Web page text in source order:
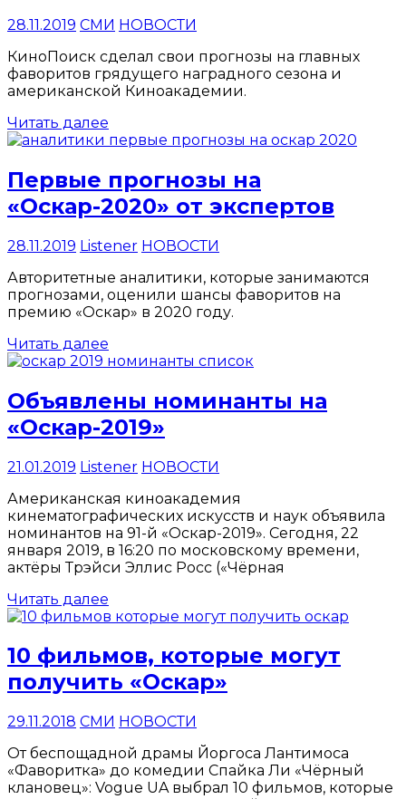
28.11.2019 СМИ НОВОСТИ
КиноПоиск сделал свои прогнозы на главных
фаворитов грядущего наградного сезона и
американской Киноакадемии.
Читать далее
Первые прогнозы на
«Оскар-2020» от экспертов
28.11.2019 Listener НОВОСТИ
Авторитетные аналитики, которые занимаются
прогнозами, оценили шансы фаворитов на
премию «Оскар» в 2020 году.
Читать далее
Объявлены номинанты на
«Оскар-2019»
21.01.2019 Listener НОВОСТИ
Американская киноакадемия
кинематографических искусств и наук объявила
номинантов на 91-й «Оскар-2019». Сегодня, 22
января 2019, в 16:20 по московскому времени,
актёры Трэйси Эллис Росс («Чёрная
Читать далее
10 фильмов, которые могут
получить «Оскар»
29.11.2018 СМИ НОВОСТИ
От беспощадной драмы Йоргоса Лантимоса
«Фаворитка» до комедии Спайка Ли «Чёрный
клановец»: Vogue UA выбрал 10 фильмов, которые